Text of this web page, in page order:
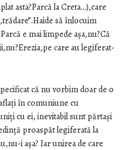
asta?Parcă la Creta…),care
să înlocuim
e mai limpede așa,nu?Că
care au legiferat-
că nu vorbim doar de o
în comuniune cu
cu ei, inevitabil sunt părtași
proaspăt legiferată la
i așa? Iar unirea de care